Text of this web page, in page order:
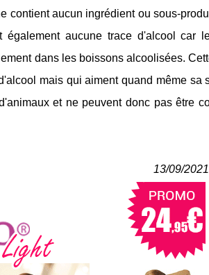
contient aucun ingrédient ou sous-
aucune trace d'alcool car
dans les boissons alcoolisées.
mais qui aiment quand même sa
et ne peuvent donc pas être
13/09/